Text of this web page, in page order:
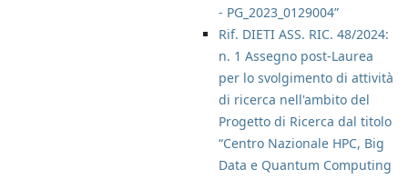
- PG_2023_0129004”
Rif. DIETI ASS. RIC. 48/2024:
n. 1 Assegno post-Laurea
per lo svolgimento di attività
di ricerca nell'ambito del
Progetto di Ricerca dal titolo
“Centro Nazionale HPC, Big
Data e Quantum Computing